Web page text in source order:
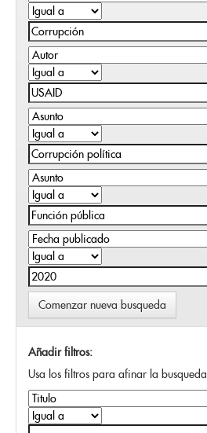
Comenzar nueva busqueda
Añadir filtros:
Usa los filtros para afinar la busqueda.